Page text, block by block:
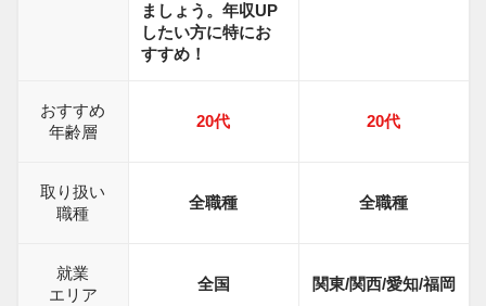
ましょう。年収UP
したい方に特にお
すすめ！
おすすめ
年齢層
20代 20代
取り扱い
職種
全職種 全職種
就業
エリア
全国 関東/関西/愛知/福岡